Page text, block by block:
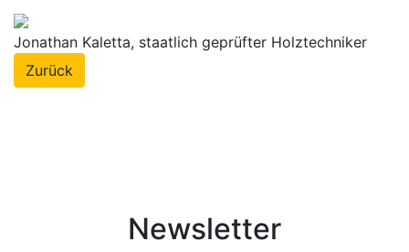
Jonathan Kaletta, staatlich geprüfter Holztechniker
Zurück
Newsletter